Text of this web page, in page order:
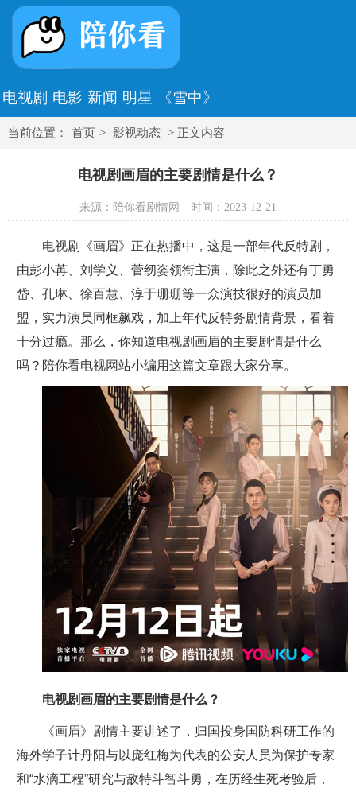
电视剧 电影 新闻 明星 《雪中》
当前位置： 首页 > 影视动态 > 正文内容
电视剧画眉的主要剧情是什么？
来源：陪你看剧情网 时间：2023-12-21
电视剧《画眉》正在热播中，这是一部年代反特剧，
由彭小苒、刘学义、菅纫姿领衔主演，除此之外还有丁勇
岱、孔琳、徐百慧、淳于珊珊等一众演技很好的演员加
盟，实力演员同框飙戏，加上年代反特务剧情背景，看着
十分过瘾。那么，你知道电视剧画眉的主要剧情是什么
吗？陪你看电视网站小编用这篇文章跟大家分享。
电视剧画眉的主要剧情是什么？
《画眉》剧情主要讲述了，归国投身国防科研工作的
海外学子计丹阳与以庞红梅为代表的公安人员为保护专家
和“水滴工程”研究与敌特斗智斗勇，在历经生死考验后，